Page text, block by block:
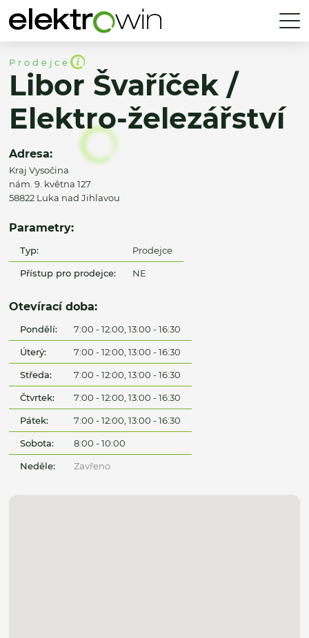
Prodejce
Libor Švaříček /
Elektro-železářství
Adresa:
Kraj Vysočina
nám. 9. května 127
58822 Luka nad Jihlavou
Parametry:
Typ: Prodejce
Přístup pro prodejce: NE
Otevírací doba:
Pondělí: 7:00 - 12:00, 13:00 - 16:30
Úterý: 7:00 - 12:00, 13:00 - 16:30
Středa: 7:00 - 12:00, 13:00 - 16:30
Čtvrtek: 7:00 - 12:00, 13:00 - 16:30
Pátek: 7:00 - 12:00, 13:00 - 16:30
Sobota: 8:00 - 10:00
Neděle: Zavřeno